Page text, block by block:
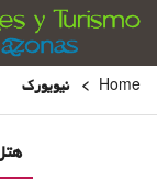
Home نیویورک